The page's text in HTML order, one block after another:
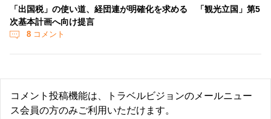
「出国税」の使い道、経団連が明確化を求める 「観光立国」第5
次基本計画へ向け提言
8 コメント
コメント投稿機能は、トラベルビジョンのメールニュー
ス会員の方のみご利用いただけます。